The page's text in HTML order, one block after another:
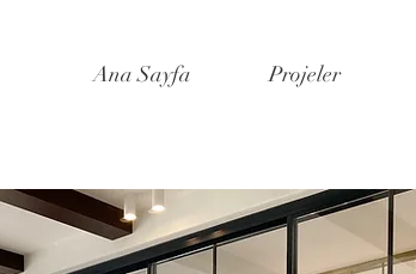
Ana Sayfa Projeler